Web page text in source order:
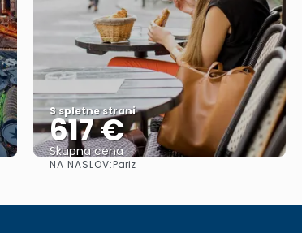
S spletne strani
617 €
Skupna cena
NA NASLOV:Pariz